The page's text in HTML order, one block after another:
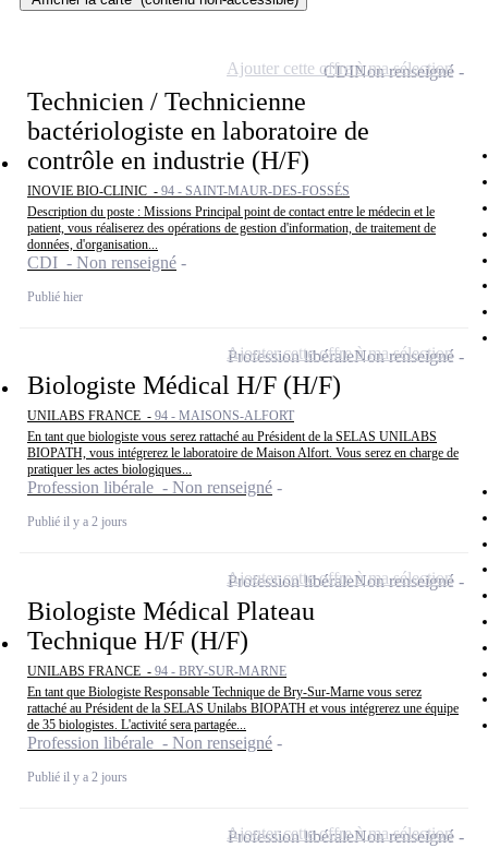
Technicien / Technicienne
bactériologiste en laboratoire de
contrôle en industrie (H/F)
INOVIE BIO-CLINIC - 94 - SAINT-MAUR-DES-FOSSÉS
Description du poste : Missions Principal point de contact entre le médecin et le
patient, vous réaliserez des opérations de gestion d'information, de traitement de
données, d'organisation...
CDI - Non renseigné
Publié hier
CDINon renseigné
Ajouter cette offre à ma sélection
Biologiste Médical H/F (H/F)
UNILABS FRANCE - 94 - MAISONS-ALFORT
En tant que biologiste vous serez rattaché au Président de la SELAS UNILABS
BIOPATH, vous intégrerez le laboratoire de Maison Alfort. Vous serez en charge de
pratiquer les actes biologiques...
Profession libérale - Non renseigné
Publié il y a 2 jours
Profession libéraleNon renseigné
Ajouter cette offre à ma sélection
Biologiste Médical Plateau
Technique H/F (H/F)
UNILABS FRANCE - 94 - BRY-SUR-MARNE
En tant que Biologiste Responsable Technique de Bry-Sur-Marne vous serez
rattaché au Président de la SELAS Unilabs BIOPATH et vous intégrerez une équipe
de 35 biologistes. L'activité sera partagée...
Profession libérale - Non renseigné
Publié il y a 2 jours
Profession libéraleNon renseigné
Ajouter cette offre à ma sélection
Profession libéraleNon renseigné
Ajouter cette offre à ma sélection